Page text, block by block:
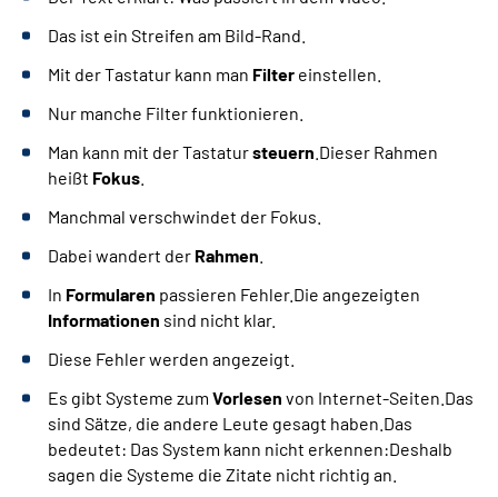
Das ist ein Streifen am Bild-Rand.
Mit der Tastatur kann man Filter einstellen.
Nur manche Filter funktionieren.
Man kann mit der Tastatursteuern .Dieser Rahmen
heißt Fokus
Manchmal verschwindet der Fokus.
Dabei wandert der Rahmen
In Formularen passieren Fehler.Die angezeigten
Informationen sind nicht klar.
Diese Fehler werden angezeigt.
Es gibt Systeme zum Vorlesen von Internet-Seiten.Das
sind Sätze, die andere Leute gesagt haben.Das
bedeutet: Das System kann nicht erkennen:Deshalb
sagen die Systeme die Zitate nicht richtig an.